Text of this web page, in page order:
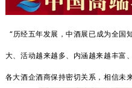
“历经五年发展，中酒展已成为全国
大、活动越来越多、内涵越来越丰富
各大酒企酒商保持密切关系，相信未